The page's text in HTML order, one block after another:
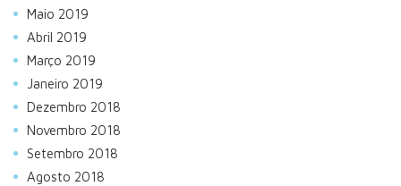
Maio 2019
Abril 2019
Março 2019
Janeiro 2019
Dezembro 2018
Novembro 2018
Setembro 2018
Agosto 2018